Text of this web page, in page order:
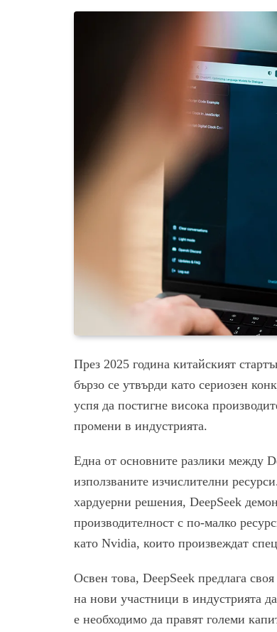
През 2025 година китайският
бързо се утвърди като сериозен
успя да постигне висока
промени в индустрията.
Една от основните разлики между
използваните изчислителни
хардуерни решения, DeepSeek
производителност с по-малко
като Nvidia, които произвеждат
Освен това, DeepSeek предлага
на нови участници в индустрията
е необходимо да правят големи